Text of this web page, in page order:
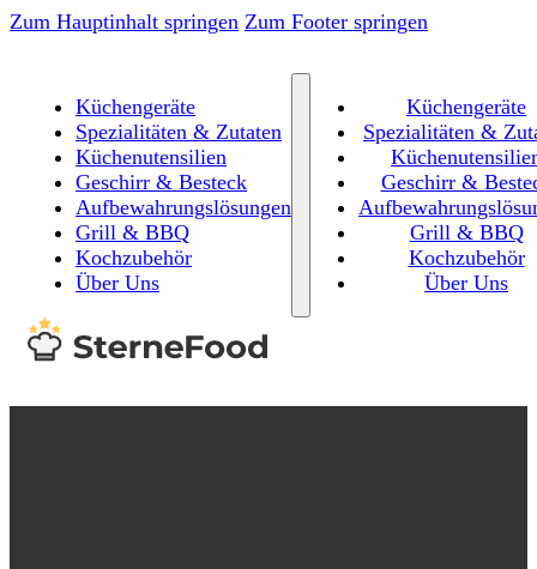
Zum Hauptinhalt springen Zum Footer springen
Küchengeräte
Spezialitäten & Zutaten
Küchenutensilien
Geschirr & Besteck
Aufbewahrungslösungen
Grill & BBQ
Kochzubehör
Über Uns
Küchengeräte
Spezialitäten &
Geschirr &
Grill & BBQ
Kochzubehör
Über Uns